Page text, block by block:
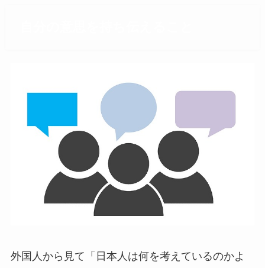
外国人から見て「日本人は何を考えているのかよ